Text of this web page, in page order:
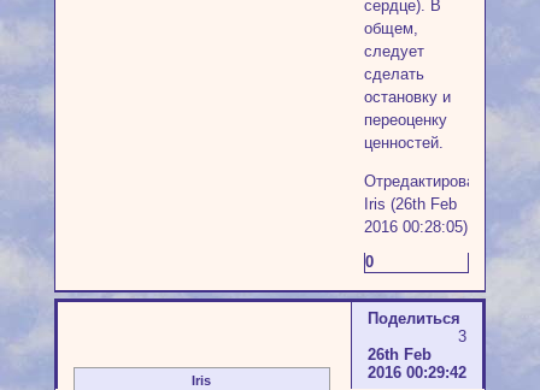
сердце). В
общем,
следует
сделать
остановку и
переоценку
ценностей.
Отредактировано
Iris (26th Feb
2016 00:28:05)
0
Поделиться
3
26th Feb
2016 00:29:42
Iris